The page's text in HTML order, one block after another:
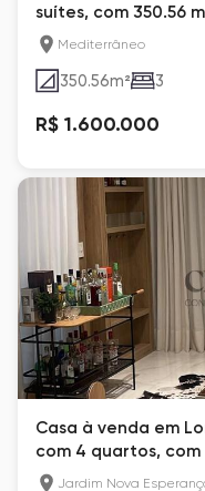
suítes, com 350.56
Mediterrâneo
350.56m² 3
R$ 1.600.000
Casa à venda em
com 4 quartos, com
Jardim Nova